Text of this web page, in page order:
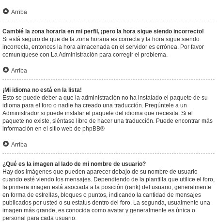
Arriba
Cambié la zona horaria en mi perfil, ¡pero la hora sigue siendo incorrecto!
Si está seguro de que de la zona horaria es correcta y la hora sigue siendo
incorrecta, entonces la hora almacenada en el servidor es errónea. Por favor
comuníquese con La Administración para corregir el problema.
Arriba
¡Mi idioma no está en la lista!
Esto se puede deber a que la administración no ha instalado el paquete de su
idioma para el foro o nadie ha creado una traducción. Pregúntele a un
Administrador si puede instalar el paquete del idioma que necesita. Si el
paquete no existe, siéntase libre de hacer una traducción. Puede encontrar más
información en el sitio web de phpBB®
Arriba
¿Qué es la imagen al lado de mi nombre de usuario?
Hay dos imágenes que pueden aparecer debajo de su nombre de usuario
cuando esté viendo los mensajes. Dependiendo de la plantilla que utilice el foro,
la primera imagen está asociada a la posición (rank) del usuario, generalmente
en forma de estrellas, bloques o puntos, indicando la cantidad de mensajes
publicados por usted o su estatus dentro del foro. La segunda, usualmente una
imagen más grande, es conocida como avatar y generalmente es única o
personal para cada usuario.